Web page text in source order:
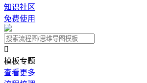
知识社区
免费使用

模板专题
查看更多